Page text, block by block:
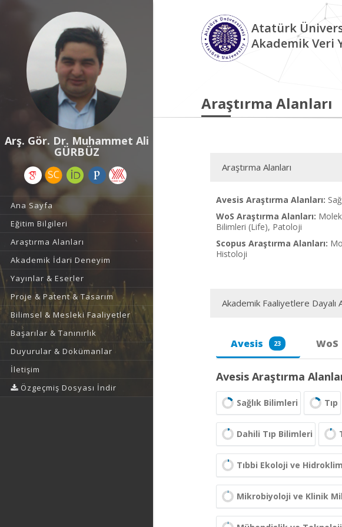
Arş. Gör. Dr. Muhammet Ali
GÜRBÜZ
Ana Sayfa
Eğitim Bilgileri
Araştırma Alanları
Akademik İdari Deneyim
Yayınlar & Eserler
Proje & Patent & Tasarım
Bilimsel & Mesleki Faaliyetler
Başarılar & Tanınırlık
Duyurular & Dokümanlar
İletişim
Özgeçmiş Dosyası İndir
Atatürk
Akademik Veri
Araştırma Alanları
Araştırma Alanları
Avesis Araştırma Alanları:
WoS Araştırma Alanları:
Bilimleri (Life), Patoloji
Scopus Araştırma Alanları:
Histoloji
Akademik Faaliyetlere Dayalı
Avesis 23 WoS
Avesis Araştırma
Sağlık Bilimleri Tıp
Dahili Tıp Bilimleri
Tıbbi Ekoloji ve
Mikrobiyoloji ve Klinik